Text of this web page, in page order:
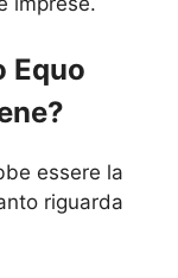
Equo
essere la
riguarda